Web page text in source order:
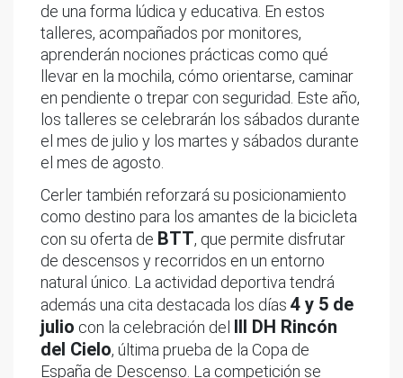
de una forma lúdica y educativa. En estos
talleres, acompañados por monitores,
aprenderán nociones prácticas como qué
llevar en la mochila, cómo orientarse, caminar
en pendiente o trepar con seguridad. Este año,
los talleres se celebrarán los sábados durante
el mes de julio y los martes y sábados durante
el mes de agosto.
Cerler también reforzará su posicionamiento
como destino para los amantes de la bicicleta
con su oferta de BTT, que permite disfrutar
de descensos y recorridos en un entorno
natural único. La actividad deportiva tendrá
además una cita destacada los días 4 y 5 de
julio con la celebración del III DH Rincón
del Cielo, última prueba de la Copa de
España de Descenso. La competición se